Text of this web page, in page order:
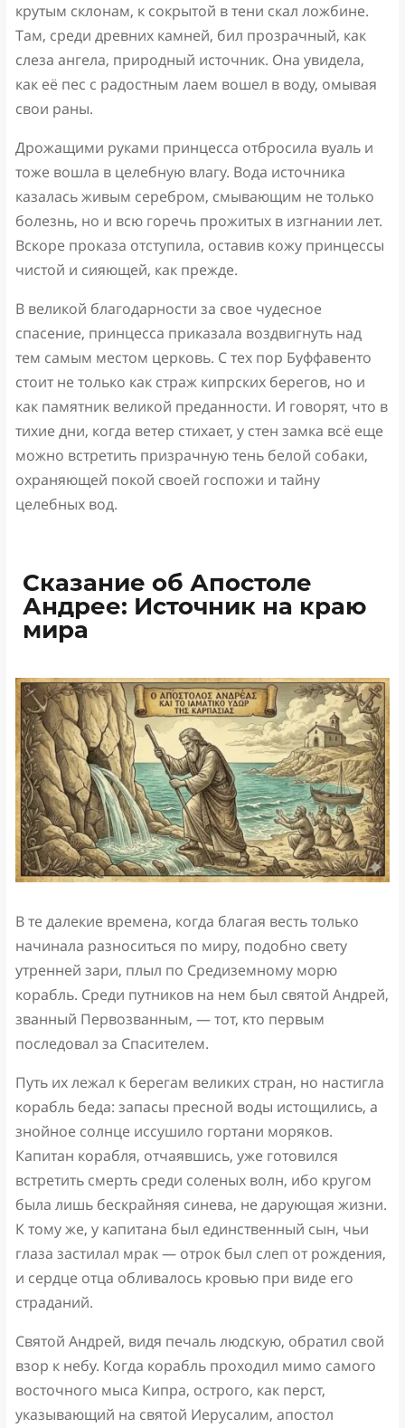
крутым склонам, к сокрытой в тени скал ложбине.
Там, среди древних камней, бил прозрачный, как
слеза ангела, природный источник. Она увидела,
как её пес с радостным лаем вошел в воду, омывая
свои раны.
Дрожащими руками принцесса отбросила вуаль и
тоже вошла в целебную влагу. Вода источника
казалась живым серебром, смывающим не только
болезнь, но и всю горечь прожитых в изгнании лет.
Вскоре проказа отступила, оставив кожу принцессы
чистой и сияющей, как прежде.
В великой благодарности за свое чудесное
спасение, принцесса приказала воздвигнуть над
тем самым местом церковь. С тех пор Буффавенто
стоит не только как страж кипрских берегов, но и
как памятник великой преданности. И говорят, что в
тихие дни, когда ветер стихает, у стен замка всё еще
можно встретить призрачную тень белой собаки,
охраняющей покой своей госпожи и тайну
целебных вод.
Сказание об Апостоле
Андрее: Источник на краю
мира
В те далекие времена, когда благая весть только
начинала разноситься по миру, подобно свету
утренней зари, плыл по Средиземному морю
корабль. Среди путников на нем был святой Андрей,
званный Первозванным, — тот, кто первым
последовал за Спасителем.
Путь их лежал к берегам великих стран, но настигла
корабль беда: запасы пресной воды истощились, а
знойное солнце иссушило гортани моряков.
Капитан корабля, отчаявшись, уже готовился
встретить смерть среди соленых волн, ибо кругом
была лишь бескрайняя синева, не дарующая жизни.
К тому же, у капитана был единственный сын, чьи
глаза застилал мрак — отрок был слеп от рождения,
и сердце отца обливалось кровью при виде его
страданий.
Святой Андрей, видя печаль людскую, обратил свой
взор к небу. Когда корабль проходил мимо самого
восточного мыса Кипра, острого, как перст,
указывающий на святой Иерусалим, апостол